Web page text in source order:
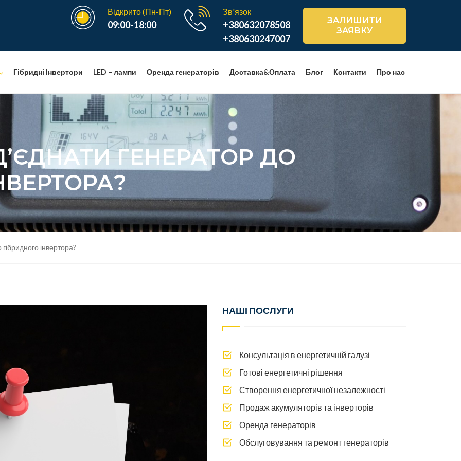
Відкрито (Пн-Пт)
09:00-18:00
Зв'язок
+380632078508
+380630247007
ЗАЛИШИТИ
ЗАЯВКУ
Гібридні Інвертори LED – лампи Оренда генераторів Доставка&Оплата Блог Контакти Про нас
ГЕНЕРАТОР ДО
інвертора?
НАШІ ПОСЛУГИ
Консультація в енергетичній галузі
Готові енергетичні рішення
Створення енергетичної незалежності
Продаж акумуляторів та інверторів
Оренда генераторів
Обслуговування та ремонт генераторів